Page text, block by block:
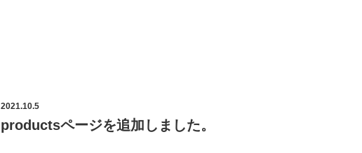
2021.10.5
productsページを追加しました。